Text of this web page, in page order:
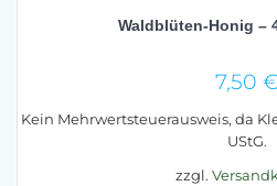
Waldblüten-Honig –
7,50 €
Kein Mehrwertsteuerausweis, da
UStG.
zzgl.